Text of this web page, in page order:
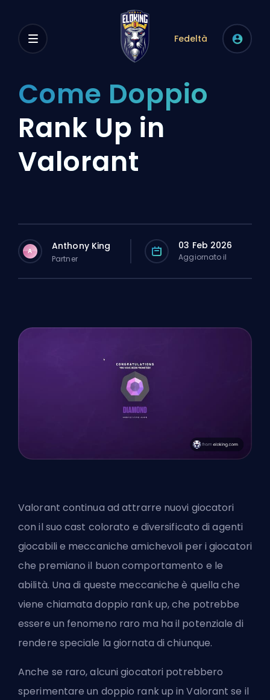
Fedeltà
Come Doppio
Rank Up in
Valorant
A Anthony King
Partner
03 Feb 2026
Aggiornato il
Valorant continua ad attrarre nuovi giocatori
con il suo cast colorato e diversificato di agenti
giocabili e meccaniche amichevoli per i giocatori
che premiano il buon comportamento e le
abilità. Una di queste meccaniche è quella che
viene chiamata doppio rankup, che potrebbe
essere un fenomeno raro ma ha il potenziale di
rendere speciale la giornata di chiunque.
Anche se raro, alcuni giocatori potrebbero
sperimentare un doppio rank up in Valorant se il